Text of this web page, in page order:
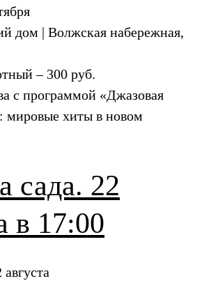
дом | Волжская набережная,
– 300 руб.
с программой «Джазовая
мировые хиты в новом
сада. 22
в 17:00
августа